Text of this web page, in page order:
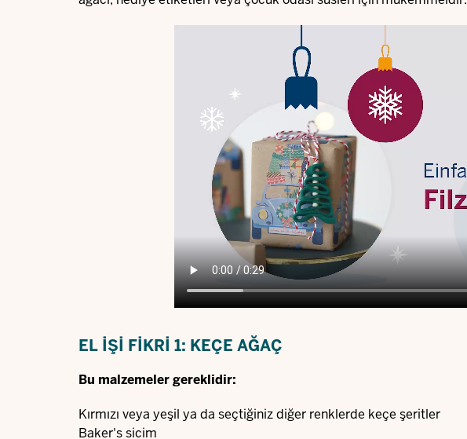
EL IŞI FIKRI 1: KEÇE AĞAÇ
Bu malzemeler gereklidir:
Kırmızı veya yeşil ya da seçtiğiniz diğer renklerde keçe şeritler
Baker's sicim